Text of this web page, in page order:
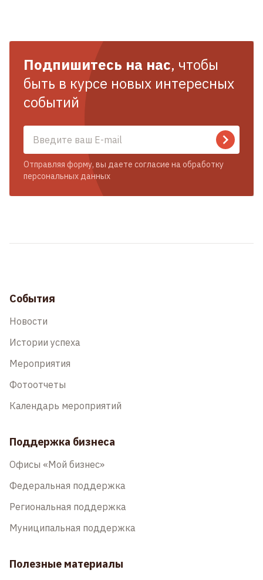
Подпишитесь на нас, чтобы
быть в курсе новых интересных
событий
Отправляя форму, вы даете согласие на обработку
персональных данных
События
Новости
Истории успеха
Мероприятия
Фотоотчеты
Календарь мероприятий
Поддержка бизнеса
Офисы «Мой бизнес»
Федеральная поддержка
Региональная поддержка
Муниципальная поддержка
Полезные материалы